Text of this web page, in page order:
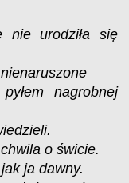
nie urodziła się
nagrobnej
o świcie.
ja dawny.